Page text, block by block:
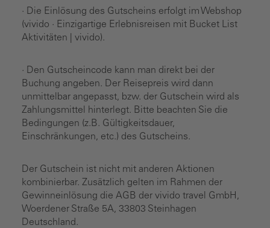
· Die Einlösung des Gutscheins erfolgt im Webshop
(vivido · Einzigartige Erlebnisreisen mit Bucket List
Aktivitäten | vivido).
· Den Gutscheincode kann man direkt bei der
Buchung angeben. Der Reisepreis wird dann
unmittelbar angepasst, bzw. der Gutschein wird als
Zahlungsmittel hinterlegt. Bitte beachten Sie die
Bedingungen (z.B. Gültigkeitsdauer,
Einschränkungen, etc.) des Gutscheins.
Der Gutschein ist nicht mit anderen Aktionen
kombinierbar. Zusätzlich gelten im Rahmen der
Gewinneinlösung die AGB der vivido travel GmbH,
Woerdener Straße 5A, 33803 Steinhagen
Deutschland.